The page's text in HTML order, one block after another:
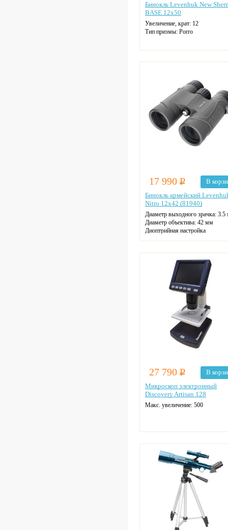
Бинокль Levenhuk New
BASE 12x50
Увеличение, крат: 12
Тип призмы: Porro
17 990 Р
В
Бинокль армейский
Nitro 12x42 (81940)
Диаметр выходного зрачка:
Диаметр объектива: 42 мм
Диоптрийная настройка
Поле зрения на удалении 1000
Тип призмы: roof
Макс. увеличение: 12
Цвет: черный
27 790 Р
В
Микроскоп электронный
Discovery Artisan 128
Макс. увеличение: 500